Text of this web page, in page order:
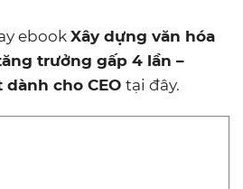
ebookXây dựng văn hóa
trưởng gấp 4 lần –
cho CEO tại đây.